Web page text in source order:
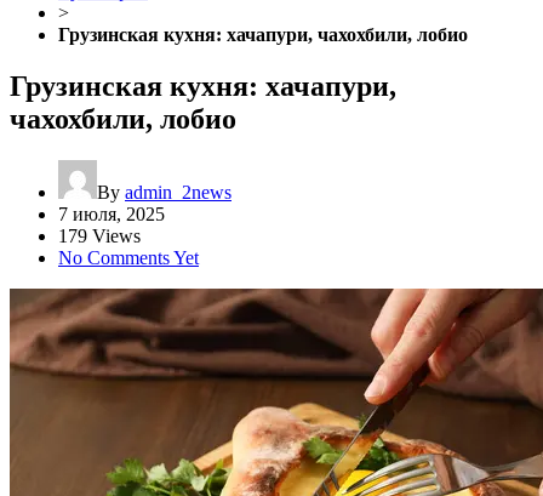
>
Грузинская кухня: хачапури, чахохбили, лобио
Грузинская кухня: хачапури,
чахохбили, лобио
By admin_2news
7 июля, 2025
179 Views
No Comments Yet